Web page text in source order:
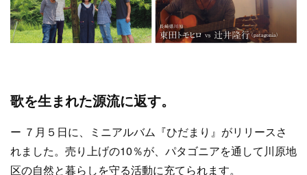
歌を生まれた源流に返す。
ー ７月５日に、ミニアルバム『ひだまり』がリリースさ
れました。売り上げの10％が、パタゴニアを通して川原地
区の自然と暮らしを守る活動に充てられます。